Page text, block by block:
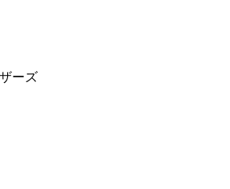
ーズ